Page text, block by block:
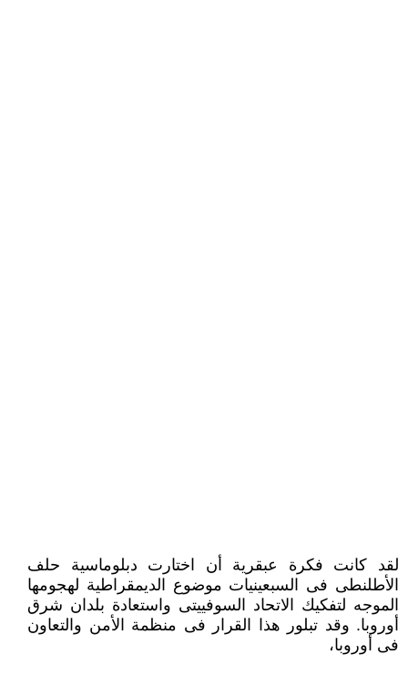
لقد كانت فكرة عبقرية أن اختارت دبلوماسية حلف
الأطلنطى فى السبعينيات موضوع الديمقراطية لهجومها
الموجه لتفكيك الاتحاد السوفييتى واستعادة بلدان شرق
أوروبا. وقد تبلور هذا القرار فى منظمة الأمن والتعاون
فى أوروبا،